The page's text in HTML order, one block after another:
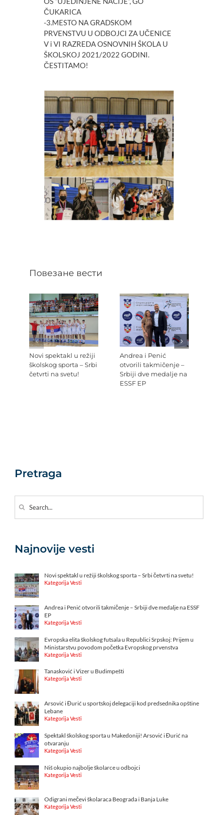
ČUKARICA
-3.MESTO NA GRADSKOM
PRVENSTVU U ODBOJCI ZA UČENICE
V i VI RAZREDA OSNOVNIH ŠKOLA U
ŠKOLSKOJ 2021/2022 GODINI.
ČESTITAMO!
Повезане вести
Novi spektakl u režiji
školskog sporta – Srbi
četvrti na svetu!
Andrea i Penić
otvorili takmičenje –
Srbiji dve medalje na
ESSF EP
Pretraga
for:
Najnovije vesti
Novi spektakl u režiji školskog sporta – Srbi četvrti na svetu!
Kategorija Vesti
Andrea i Penić otvorili takmičenje – Srbiji dve medalje na ESSF
EP
Kategorija Vesti
Evropska elita školskog futsala u Republici Srpskoj: Prijem u
Ministarstvu povodom početka Evropskog prvenstva
Kategorija Vesti
Tanasković i Vizer u Budimpešti
Kategorija Vesti
Arsović i Đurić u sportskoj delegaciji kod predsednika opštine
Lebane
Kategorija Vesti
Spektakl školskog sporta u Makedoniji! Arsović i Đurić na
otvaranju
Kategorija Vesti
Niš okupio najbolje školarce u odbojci
Kategorija Vesti
Odigrani mečevi školaraca Beograda i Banja Luke
Kategorija Vesti